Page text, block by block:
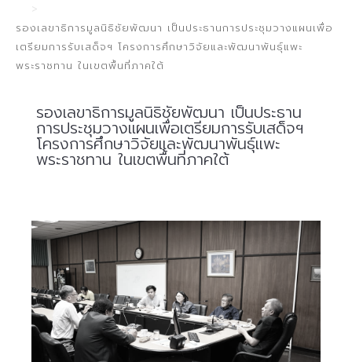
รองเลขาธิการมูลนิธิชัยพัฒนา เป็นประธานการประชุมวางแผนเพื่อ
เตรียมการรับเสด็จฯ โครงการศึกษาวิจัยและพัฒนาพันธุ์แพะ
พระราชทาน ในเขตพื้นที่ภาคใต้
รองเลขาธิการมูลนิธิชัยพัฒนา เป็นประธาน
การประชุมวางแผนเพื่อเตรียมการรับเสด็จฯ
โครงการศึกษาวิจัยและพัฒนาพันธุ์แพะ
พระราชทาน ในเขตพื้นที่ภาคใต้